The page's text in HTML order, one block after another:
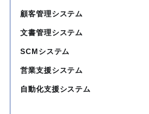
顧客管理システム
文書管理システム
SCMシステム
営業支援システム
自動化支援システム